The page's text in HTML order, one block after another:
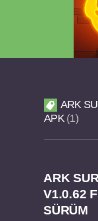
Dream Road
Felix the
ARK
APK 1
ARK
V1.0.62
SÜRÜM